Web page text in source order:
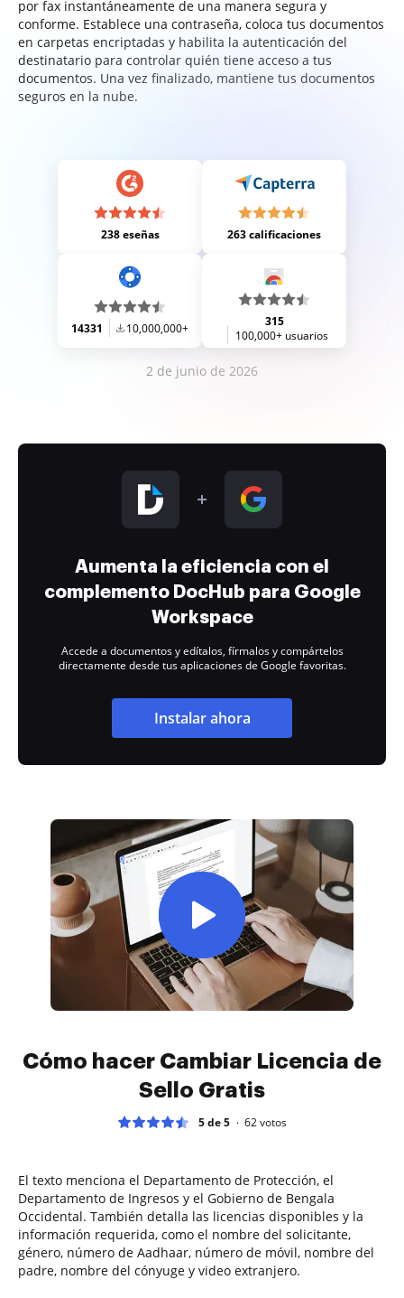
por fax instantáneamente de una manera segura y
conforme. Establece una contraseña, coloca tus documentos
en carpetas encriptadas y habilita la autenticación del
destinatario para controlar quién tiene acceso a tus
documentos. Una vez finalizado, mantiene tus documentos
seguros en la nube.
238 eseñas 263 calificaciones
14331 10,000,000+
315
100,000+ usuarios
2 de junio de 2026
Aumenta la eficiencia con el
complemento DocHub para Google
Workspace
Accede a documentos y edítalos, fírmalos y compártelos
directamente desde tus aplicaciones de Google favoritas.
Instalar ahora
Cómo hacer Cambiar Licencia de
Sello Gratis
5 de 5 62votos
El texto menciona el Departamento de Protección, el
Departamento de Ingresos y el Gobierno de Bengala
Occidental. También detalla las licencias disponibles y la
información requerida, como el nombre del solicitante,
género, número de Aadhaar, número de móvil, nombre del
padre, nombre del cónyuge y video extranjero.